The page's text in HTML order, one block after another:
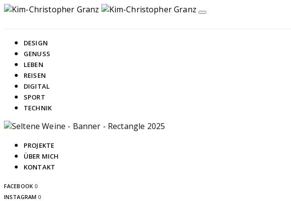
DESIGN
GENUSS
LEBEN
REISEN
DIGITAL
SPORT
TECHNIK
PROJEKTE
ÜBER MICH
KONTAKT
FACEBOOK 0
INSTAGRAM 0